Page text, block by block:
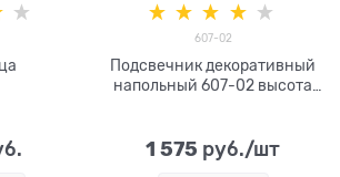
607-02
Подсвечник декоративный
напольный 607-02 высота
1 575 руб./шт